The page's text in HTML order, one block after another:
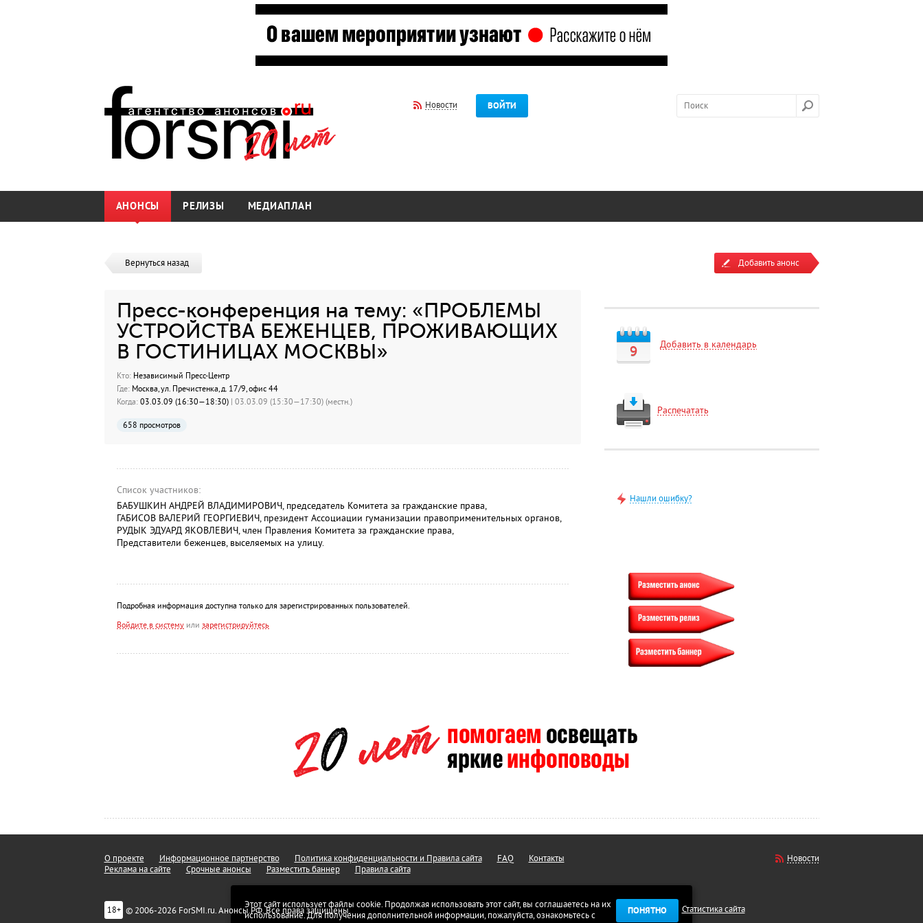
Новости ВОЙТИ
АНОНСЫ РЕЛИЗЫ МЕДИАПЛАН
Вернуться назад
Пресс-конференция на тему: «ПРОБЛЕМЫ
УСТРОЙСТВА БЕЖЕНЦЕВ, ПРОЖИВАЮЩИХ
В ГОСТИНИЦАХ МОСКВЫ»
Кто:Независимый Пресс-Центр
Где:Москва, ул. Пречистенка, д. 17/9, офис 44
Когда:03.03.09 (16:30—18:30) | 03.03.09 (15:30—17:30) (местн.)
658 просмотров
Список участников:
БАБУШКИН АНДРЕЙ ВЛАДИМИРОВИЧ, председатель Комитета за гражданские права,
ГАБИСОВ ВАЛЕРИЙ ГЕОРГИЕВИЧ, президент Ассоциации гуманизации правоприменительных органов,
РУДЫК ЭДУАРД ЯКОВЛЕВИЧ, член Правления Комитета за гражданские права,
Представители беженцев, выселяемых на улицу.
Подробная информация доступна только для зарегистрированных пользователей.
Войдите в системуили зарегистрируйтесь
Добавить анонс
9 Добавить в календарь
Распечатать
Нашли ошибку?
Этот сайт использует файлы cookie. Продолжая использовать этот сайт, вы соглашаетесь на их
использование. Для получения дополнительной информации, пожалуйста, ознакомьтесь с
ПОНЯТНО
О проекте Информационное партнерство Политика конфиденциальности и Правила сайта FAQ
Контакты
Реклама на сайте
Срочные анонсы Разместить баннер Правила сайта
18+ © 2006-2026 ForSMI.ru. Анонсы.РФ. Все права защищены.
Новости
Статистика сайта